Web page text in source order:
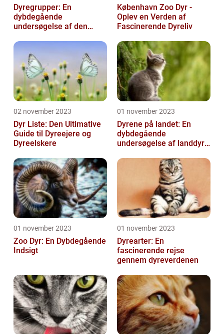
Dyregrupper: En
dybdegående
undersøgelse af den
København Zoo Dyr -
Oplev en Verden af
Fascinerende Dyreliv
02 november 2023
Dyr Liste: Den Ultimative
Guide til Dyreejere og
Dyreelskere
01 november 2023
Dyrene på landet: En
dybdegående
undersøgelse af landdyr
gennem historien
01 november 2023
Zoo Dyr: En Dybdegående
Indsigt
01 november 2023
Dyrearter: En
fascinerende rejse
gennem dyreverdenen